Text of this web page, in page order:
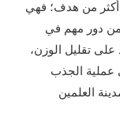
أكثر من هدف؛ فهي
من دور مهم في
تقليل الوزن،
عملية الجذب
العلمين